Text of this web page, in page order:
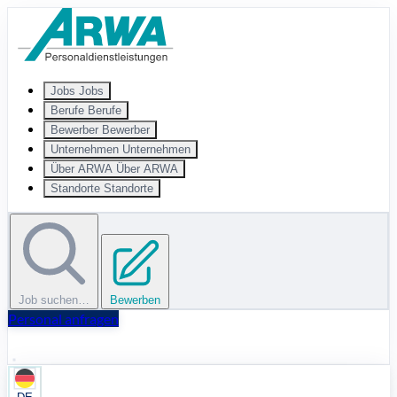
Zum Hauptinhalt springen
Jobs Jobs
Berufe Berufe
Bewerber Bewerber
Unternehmen Unternehmen
Über ARWA Über ARWA
Standorte Standorte
Job suchen… Bewerben
Personal anfragen